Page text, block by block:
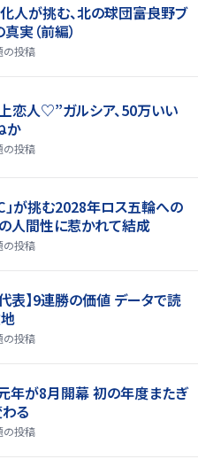
人が挑む、北の球団――富良野ブ
実（前編）
の投稿
恋人♡”ガルシア、50万いい
か
の投稿
」が挑む2028年ロス五輪への
人間性に惹かれて結成
の投稿
表】9連勝の価値 データで読
の投稿
元年が8月開幕 初の年度またぎ
る
の投稿